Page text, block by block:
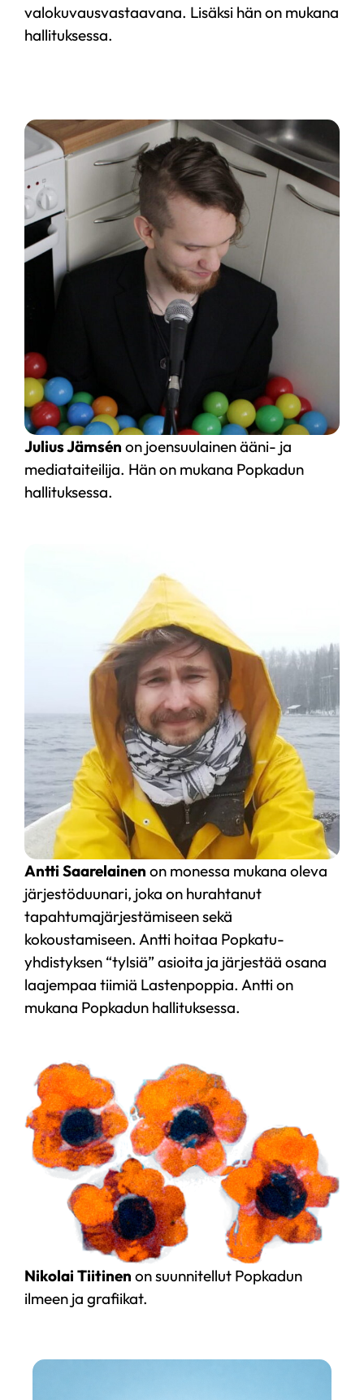
valokuvausvastaavana. Lisäksi hän on mukana
hallituksessa.
Julius Jämsén on joensuulainen ääni- ja
mediataiteilija. Hän on mukana Popkadun
hallituksessa.
Antti Saarelainen on monessa mukana oleva
järjestöduunari, joka on hurahtanut
tapahtuma­järjestämiseen sekä
kokoustamiseen. Antti hoitaa Popkatu-
yhdistyksen “tylsiä” asioita ja järjestää osana
laajempaa tiimiä Lastenpoppia. Antti on
mukana Popkadun hallituksessa.
Nikolai Tiitinen on suunnitellut Popkadun
ilmeen ja grafiikat.